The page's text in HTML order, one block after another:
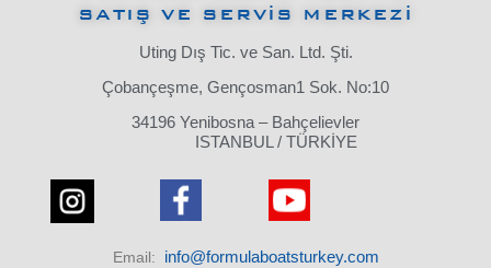
SATIŞ VE SERVİS MERKEZİ
Uting Dış Tic. ve San. Ltd. Şti.
Çobançeşme, Gençosman1 Sok. No:10
34196 Yenibosna – Bahçelievler
ISTANBUL / TÜRKİYE
Email: info@formulaboatsturkey.com